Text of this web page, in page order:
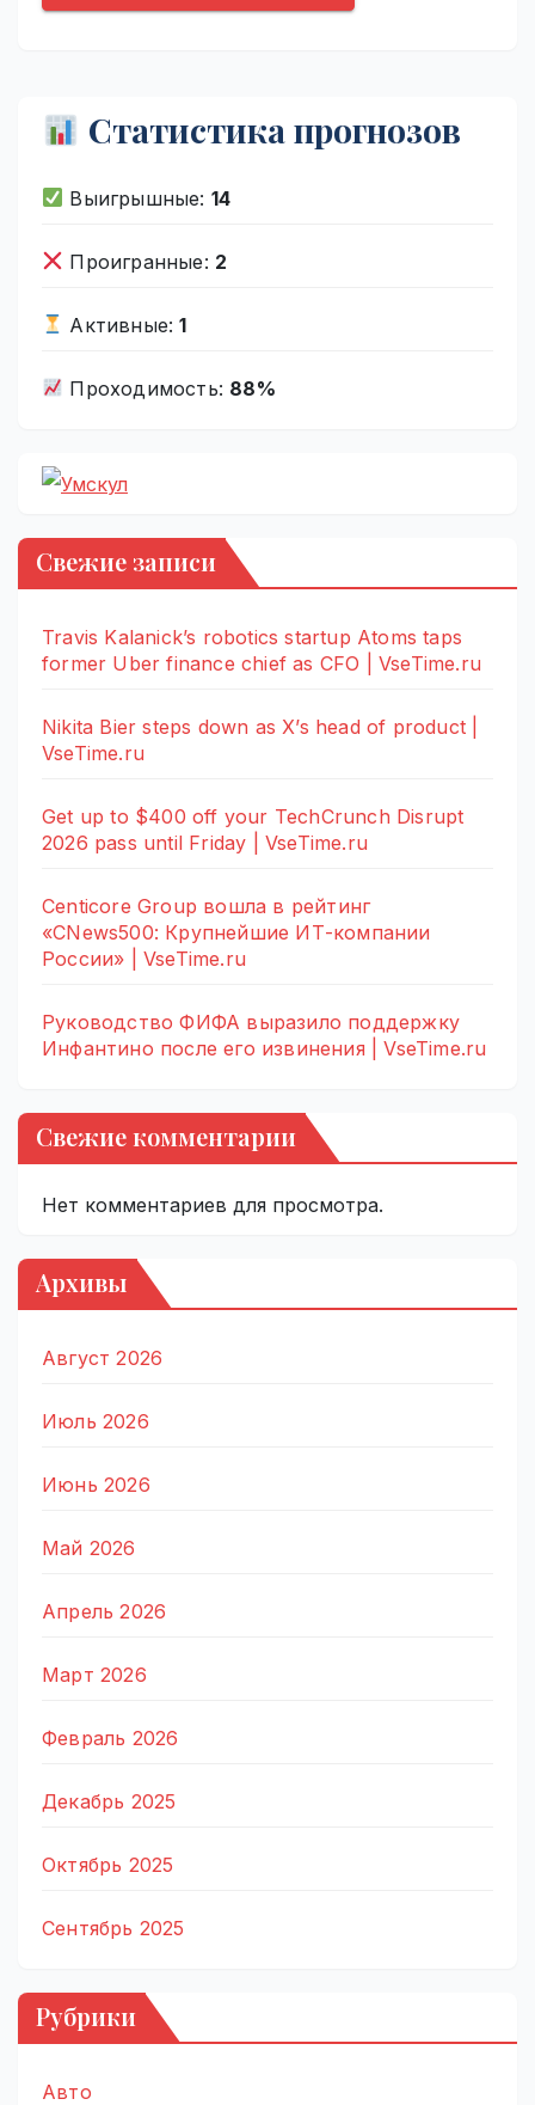
Статистика прогнозов
Выигрышные: 14
Проигранные: 2
Активные:1
Проходимость: 88%
Свежие записи
Travis Kalanick’s robotics startup Atoms taps
former Uber finance chief as CFO | VseTime.ru
Nikita Bier steps down as X’s head of product |
VseTime.ru
Get up to $400 off your TechCrunch Disrupt
2026 pass until Friday | VseTime.ru
Centicore Group вошла в рейтинг
«CNews500: Крупнейшие ИТ-компании
России» | VseTime.ru
Руководство ФИФА выразило поддержку
Инфантино после его извинения | VseTime.ru
Свежие комментарии
Нет комментариев для просмотра.
Архивы
Август 2026
Июль 2026
Июнь 2026
Май 2026
Апрель 2026
Март 2026
Февраль 2026
Декабрь 2025
Октябрь 2025
Сентябрь 2025
Рубрики
Авто